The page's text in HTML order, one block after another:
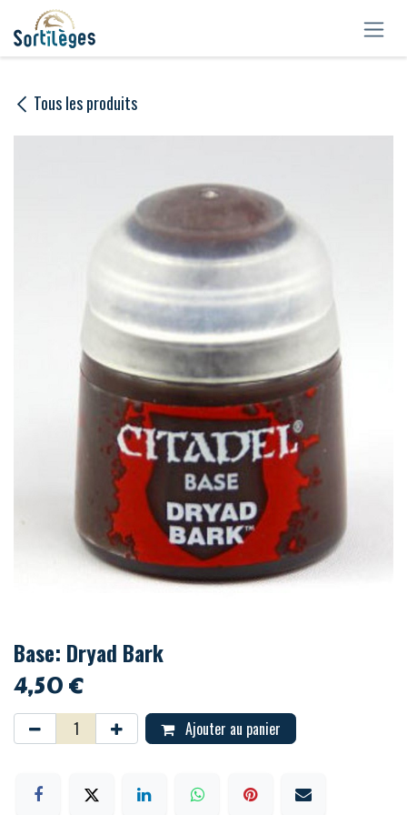
Se rendre au contenu
Tous les produits
Base: Dryad Bark
4,50€
Ajouter au panier